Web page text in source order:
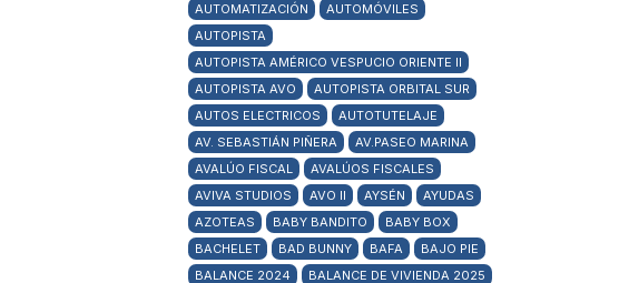
AUTOMATIZACIÓN
AUTOMÓVILES
AUTOPISTA
AUTOPISTA AMÉRICO VESPUCIO ORIENTE II
AUTOPISTA AVO
AUTOPISTA ORBITAL SUR
AUTOS ELECTRICOS
AUTOTUTELAJE
AV. SEBASTIÁN PIÑERA
AV.PASEO MARINA
AVALÚO FISCAL
AVALÚOS FISCALES
AVIVA STUDIOS
AVO II AYSÉN
AYUDAS
AZOTEAS
BABY BANDITO
BABY BOX
BACHELET
BAD BUNNY BAFA
BAJO PIE
BALANCE 2024
BALANCE DE VIVIENDA 2025